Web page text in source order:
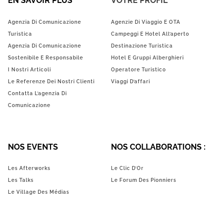
Agenzia Di Comunicazione
Turistica
Agenzia Di Comunicazione
Sostenibile E Responsabile
I Nostri Articoli
Le Referenze Dei Nostri Clienti
Contatta L’agenzia Di
Comunicazione
Agenzie Di Viaggio E OTA
Campeggi E Hotel All’aperto
Destinazione Turistica
Hotel E Gruppi Alberghieri
Operatore Turistico
Viaggi D’affari
NOS EVENTS
Les Afterworks
Les Talks
Le Village Des Médias
NOS COLLABORATIONS :
Le Clic D’Or
Le Forum Des Pionniers